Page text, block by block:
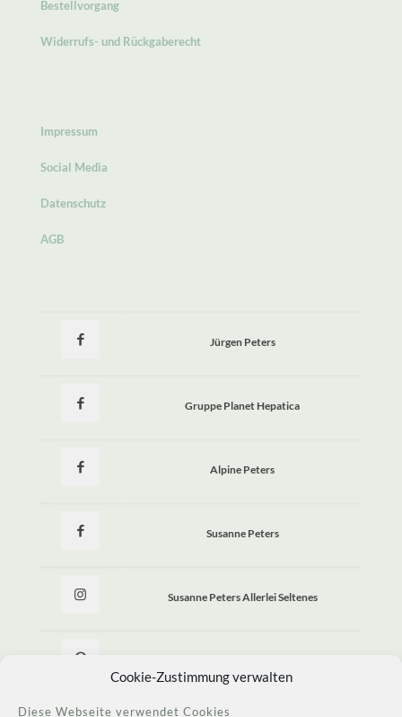
Cookie-Zustimmung verwalten
Diese Webseite verwendet Cookies
Bestellvorgang
Widerrufs- und Rückgaberecht
Impressum
Social Media
Datenschutz
AGB
Jürgen Peters
Gruppe Planet Hepatica
Alpine Peters
Susanne Peters
Susanne Peters Allerlei Seltenes